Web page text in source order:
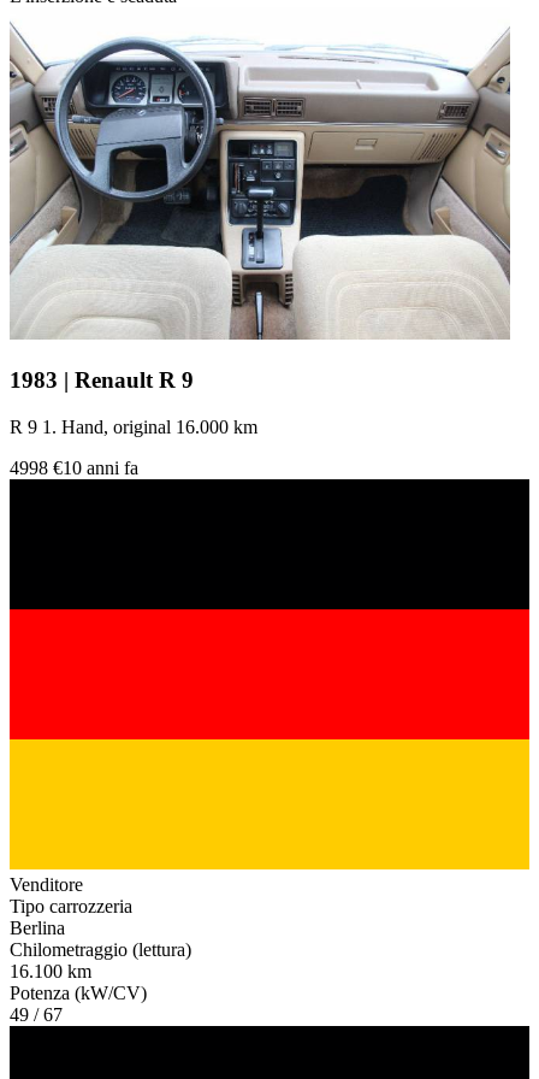
1983 | Renault R 9
R 9 1. Hand, original 16.000 km
4998 €10 anni fa
Venditore
Tipo carrozzeria
Berlina
Chilometraggio (lettura)
16.100 km
Potenza (kW/CV)
49 / 67